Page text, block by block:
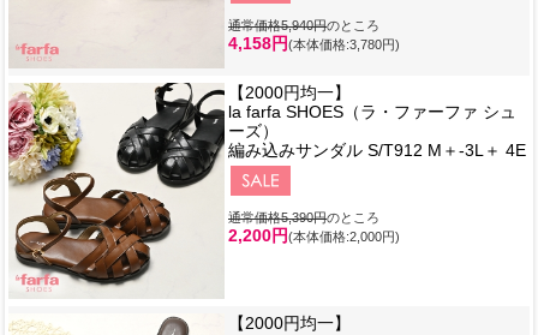
通常価格5,940円のところ
4,158円(本体価格:3,780円)
【2000円均一】
la farfa SHOES（ラ・ファーファ シュ
ーズ）
編み込みサンダル S/T912 M＋-3L＋ 4E
通常価格5,390円のところ
2,200円(本体価格:2,000円)
【2000円均一】